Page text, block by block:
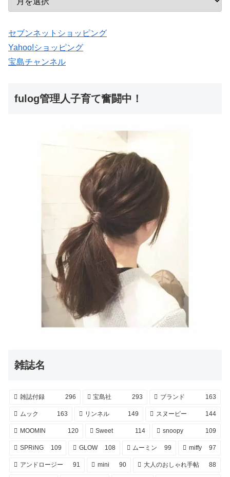
セブンネットショッピング
Yahoo!ショッピング
宝島チャンネル
fulog管理人子育て奮闘中！
雑誌名
雑誌付録 296 宝島社 293 ブランド 163
ムック 163 リンネル 149 スヌーピー 144
MOOMIN 120 Sweet 114 snoopy 109
SPRiNG 109 GLOW 108 ムーミン 99 miffy 97
アンドロージー 91 mini 90 大人のおしゃれ手帖 88